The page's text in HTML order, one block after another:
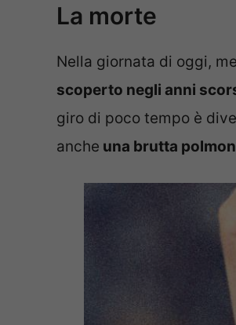
La morte
Nella giornata di oggi,
scoperto negli anni
giro di poco tempo è
anche una brutta